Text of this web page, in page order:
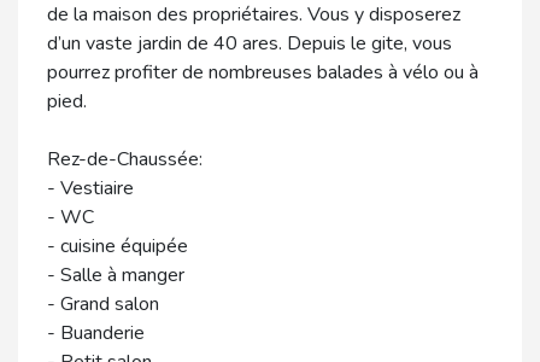
de la maison des propriétaires. Vous y disposerez
d’un vaste jardin de 40 ares. Depuis le gite, vous
pourrez profiter de nombreuses balades à vélo ou à
pied.
Rez-de-Chaussée:
- Vestiaire
- WC
- cuisine équipée
- Salle à manger
- Grand salon
- Buanderie